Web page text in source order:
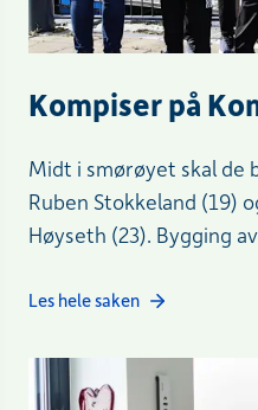
Kompiser på
Midt i smørøyet skal de
Ruben Stokkeland (19)
Høyseth (23). Bygging
Les hele saken